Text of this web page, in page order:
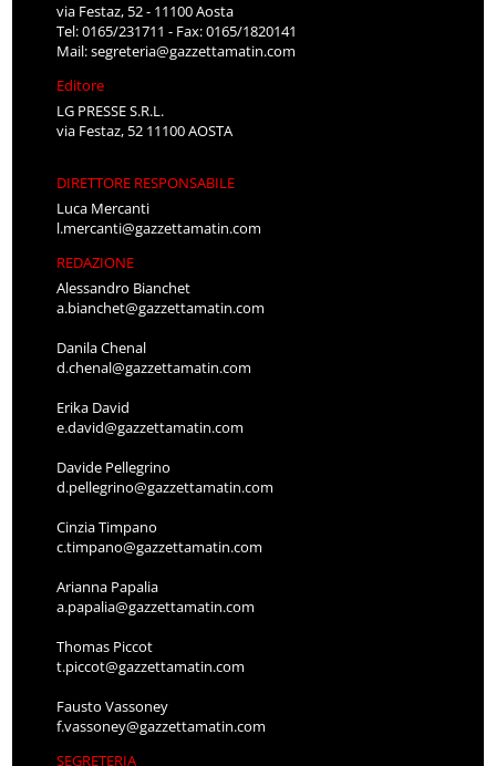
via Festaz, 52 - 11100 Aosta
Tel: 0165/231711 - Fax: 0165/1820141
Mail:segreteria@gazzettamatin.com
Editore
LG PRESSE S.R.L.
via Festaz, 52 11100 AOSTA
DIRETTORE RESPONSABILE
Luca Mercanti
l.mercanti@gazzettamatin.com
REDAZIONE
Alessandro Bianchet
a.bianchet@gazzettamatin.com
Danila Chenal
d.chenal@gazzettamatin.com
Erika David
e.david@gazzettamatin.com
Davide Pellegrino
d.pellegrino@gazzettamatin.com
Cinzia Timpano
c.timpano@gazzettamatin.com
Arianna Papalia
a.papalia@gazzettamatin.com
Thomas Piccot
t.piccot@gazzettamatin.com
Fausto Vassoney
f.vassoney@gazzettamatin.com
SEGRETERIA